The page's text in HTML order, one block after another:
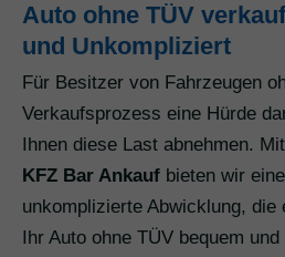
Auto ohne TÜV
und Unkompliziert
Für Besitzer von Fahrzeugen
Verkaufsprozess eine Hürde
Ihnen diese Last abnehmen.
KFZ Bar Ankauf bieten wir
unkomplizierte Abwicklung, die
Ihr Auto ohne TÜV bequem